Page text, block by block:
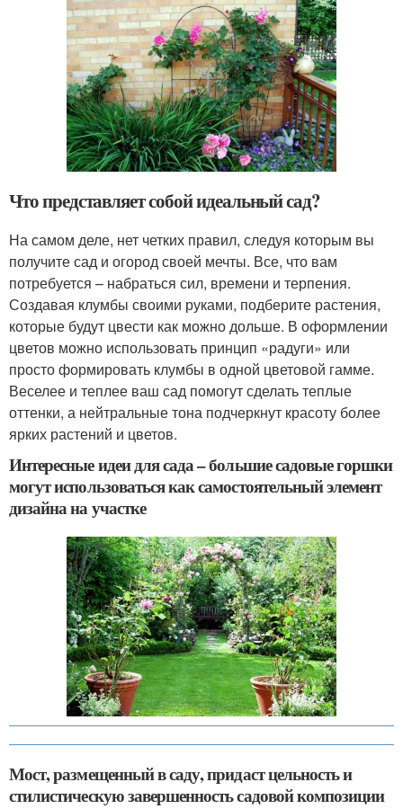
Что представляет собой идеальный сад?
На самом деле, нет четких правил, следуя которым вы
получите сад и огород своей мечты. Все, что вам
потребуется – набраться сил, времени и терпения.
Создавая клумбы своими руками, подберите растения,
которые будут цвести как можно дольше. В оформлении
цветов можно использовать принцип «радуги» или
просто формировать клумбы в одной цветовой гамме.
Веселее и теплее ваш сад помогут сделать теплые
оттенки, а нейтральные тона подчеркнут красоту более
ярких растений и цветов.
Интересные идеи для сада – большие садовые горшки
могут использоваться как самостоятельный элемент
дизайна на участке
Мост, размещенный в саду, придаст цельность и
стилистическую завершенность садовой композиции